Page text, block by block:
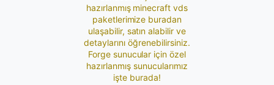
hazırlanmış minecraft vds
paketlerimize buradan
ulaşabilir, satın alabilir ve
detaylarını öğrenebilirsiniz.
Forge sunucular için özel
hazırlanmış sunucularımız
işte burada!